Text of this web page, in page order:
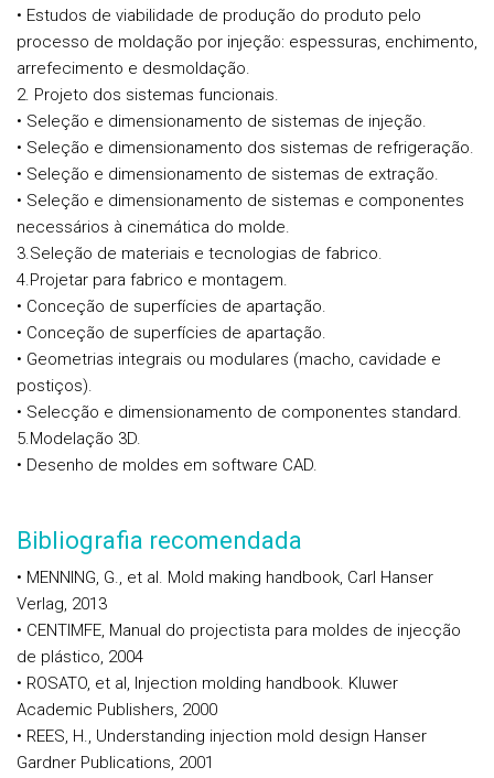
• Estudos de viabilidade de produção do produto pelo
processo de moldação por injeção: espessuras, enchimento,
arrefecimento e desmoldação.
2. Projeto dos sistemas funcionais.
• Seleção e dimensionamento de sistemas de injeção.
• Seleção e dimensionamento dos sistemas de refrigeração.
• Seleção e dimensionamento de sistemas de extração.
• Seleção e dimensionamento de sistemas e componentes
necessários à cinemática do molde.
3.Seleção de materiais e tecnologias de fabrico.
4.Projetar para fabrico e montagem.
• Conceção de superfícies de apartação.
• Conceção de superfícies de apartação.
• Geometrias integrais ou modulares (macho, cavidade e
postiços).
• Selecção e dimensionamento de componentes standard.
5.Modelação 3D.
• Desenho de moldes em software CAD.
Bibliografia recomendada
• MENNING, G., et al. Mold making handbook, Carl Hanser
Verlag, 2013
• CENTIMFE, Manual do projectista para moldes de injecção
de plástico, 2004
• ROSATO, et al, Injection molding handbook. Kluwer
Academic Publishers, 2000
• REES, H., Understanding injection mold design Hanser
Gardner Publications, 2001